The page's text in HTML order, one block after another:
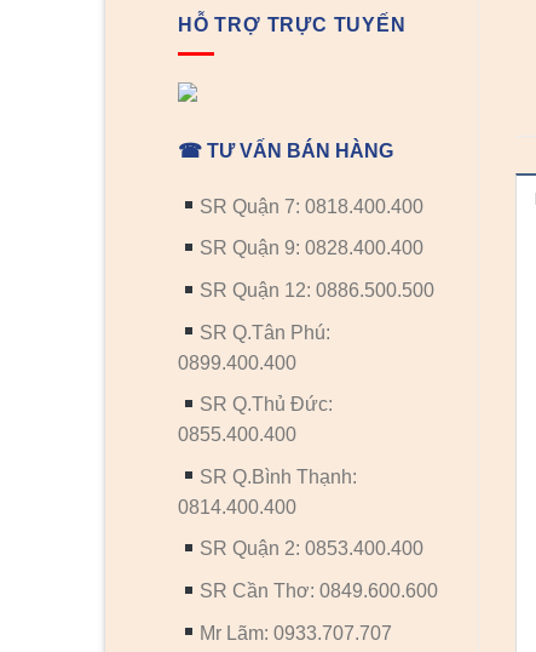
HỖ TRỢ TRỰC TUYẾN
☎ TƯ VẤN BÁN HÀNG
SR Quận 7: 0818.400.400
SR Quận 9: 0828.400.400
SR Quận 12: 0886.500.500
SR Q.Tân Phú:
0899.400.400
SR Q.Thủ Đức:
0855.400.400
SR Q.Bình Thạnh:
0814.400.400
SR Quận 2: 0853.400.400
SR Cần Thơ: 0849.600.600
Mr Lãm: 0933.707.707